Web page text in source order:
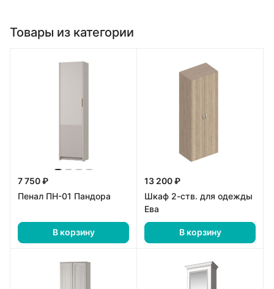
Товары из категории
7 750 ₽
Пенал ПН-01 Пандора
В корзину
13 200 ₽
Шкаф 2-ств. для одежды
Ева
В корзину